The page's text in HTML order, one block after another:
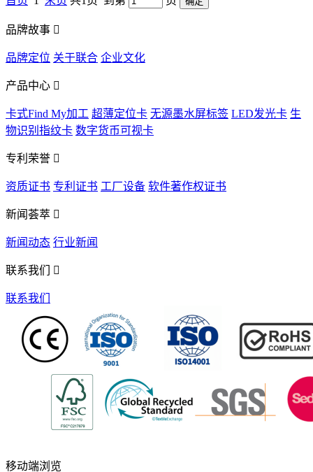
品牌故事 
品牌定位 关于联合 企业文化
产品中心 
卡式Find My加工 超薄定位卡 无源墨水屏标签 LED发光卡 生
物识别指纹卡 数字货币可视卡
专利荣誉 
资质证书 专利证书 工厂设备 软件著作权证书
新闻荟萃 
新闻动态 行业新闻
联系我们 
联系我们
移动端浏览